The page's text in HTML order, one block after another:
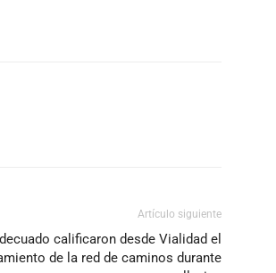
Artículo siguiente
calificaron desde Vialidad el
de la red de caminos durante